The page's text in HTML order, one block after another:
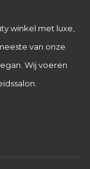
winkel met luxe,
van onze
Wij voeren